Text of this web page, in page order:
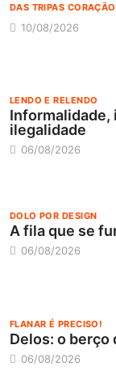
DAS TRIPAS CORAÇÃO
10/08/2026
LENDO E RELENDO
Informalidade,
ilegalidade
06/08/2026
DOLO POR DESIGN
A fila que se
06/08/2026
FLANAR É PRECISO!
Delos: o berço
06/08/2026